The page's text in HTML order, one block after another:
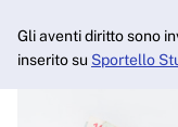
Gli aventi diritto sono
inserito su Sportello